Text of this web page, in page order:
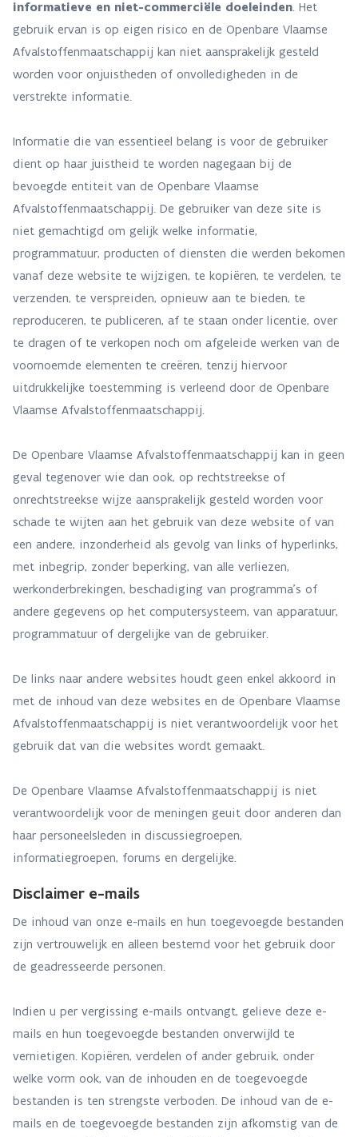
informatieve en niet-commerciële doeleinden. Het
gebruik ervan is op eigen risico en de Openbare Vlaamse
Afvalstoffenmaatschappij kan niet aansprakelijk gesteld
worden voor onjuistheden of onvolledigheden in de
verstrekte informatie.
Informatie die van essentieel belang is voor de gebruiker
dient op haar juistheid te worden nagegaan bij de
bevoegde entiteit van de Openbare Vlaamse
Afvalstoffenmaatschappij. De gebruiker van deze site is
niet gemachtigd om gelijk welke informatie,
programmatuur, producten of diensten die werden bekomen
vanaf deze website te wijzigen, te kopiëren, te verdelen, te
verzenden, te verspreiden, opnieuw aan te bieden, te
reproduceren, te publiceren, af te staan onder licentie, over
te dragen of te verkopen noch om afgeleide werken van de
voornoemde elementen te creëren, tenzij hiervoor
uitdrukkelijke toestemming is verleend door de Openbare
Vlaamse Afvalstoffenmaatschappij.
De Openbare Vlaamse Afvalstoffenmaatschappij kan in geen
geval tegenover wie dan ook, op rechtstreekse of
onrechtstreekse wijze aansprakelijk gesteld worden voor
schade te wijten aan het gebruik van deze website of van
een andere, inzonderheid als gevolg van links of hyperlinks,
met inbegrip, zonder beperking, van alle verliezen,
werkonderbrekingen, beschadiging van programma's of
andere gegevens op het computersysteem, van apparatuur,
programmatuur of dergelijke van de gebruiker.
De links naar andere websites houdt geen enkel akkoord in
met de inhoud van deze websites en de Openbare Vlaamse
Afvalstoffenmaatschappij is niet verantwoordelijk voor het
gebruik dat van die websites wordt gemaakt.
De Openbare Vlaamse Afvalstoffenmaatschappij is niet
verantwoordelijk voor de meningen geuit door anderen dan
haar personeelsleden in discussiegroepen,
informatiegroepen, forums en dergelijke.
Disclaimer e-mails
De inhoud van onze e-mails en hun toegevoegde bestanden
zijn vertrouwelijk en alleen bestemd voor het gebruik door
de geadresseerde personen.
Indien u per vergissing e-mails ontvangt, gelieve deze e-
mails en hun toegevoegde bestanden onverwijld te
vernietigen. Kopiëren, verdelen of ander gebruik, onder
welke vorm ook, van de inhouden en de toegevoegde
bestanden is ten strengste verboden. De inhoud van de e-
mails en de toegevoegde bestanden zijn afkomstig van de